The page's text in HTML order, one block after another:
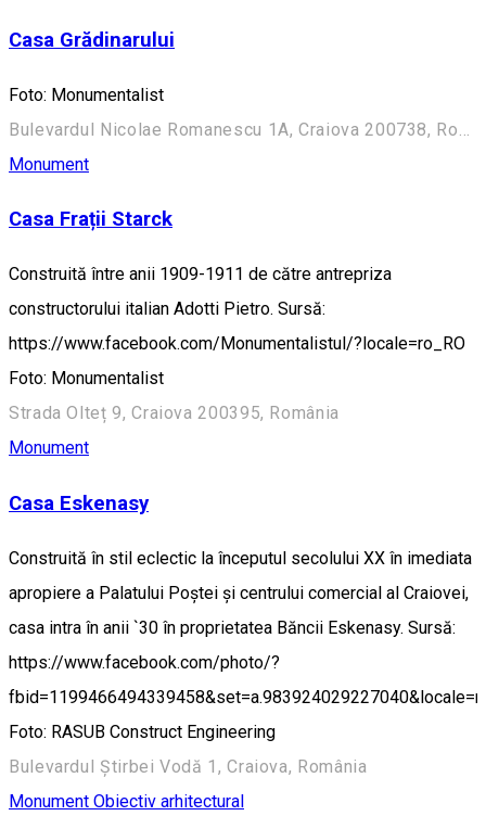
Casa Grădinarului
Foto: Monumentalist
Monument
Casa Frații Starck
Construită între anii 1909-1911 de către antrepriza
constructorului italian Adotti Pietro. Sursă:
https://www.facebook.com/Monumentalistul/?locale=ro_RO
Foto: Monumentalist
Strada Olteț 9, Craiova 200395, România
Monument
Casa Eskenasy
Construită în stil eclectic la începutul secolului XX în imediata
apropiere a Palatului Poștei și centrului comercial al Craiovei,
casa intra în anii `30 în proprietatea Băncii Eskenasy. Sursă:
https://www.facebook.com/photo/?
Foto: RASUB Construct Engineering
Bulevardul Știrbei Vodă 1, Craiova, România
Monument Obiectiv arhitectural